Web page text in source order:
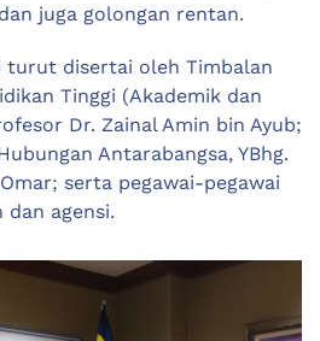
juga golongan rentan.
turut disertai oleh Timbalan
Tinggi (Akademik dan
Dr. Zainal Amin bin Ayub;
Antarabangsa, YBhg.
serta pegawai-pegawai
dan agensi.